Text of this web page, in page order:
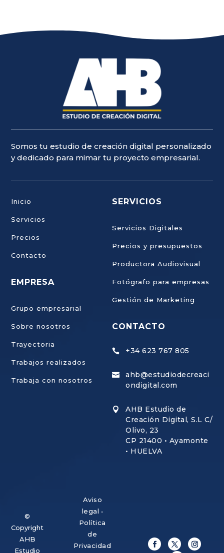
Somos tu estudio de creación digital personalizado
y dedicado para mimar tu proyecto empresarial.
Inicio
Servicios
Precios
Contacto
EMPRESA
Grupo empresarial
Sobre nosotros
Trayectoria
Trabajos realizados
Trabaja con nosotros
SERVICIOS
Servicios Digitales
Precios y presupuestos
Productora Audiovisual
Fotógrafo para empresas
Gestión de Marketing
CONTACTO
 +34 623 767 805

ahb@estudiodecreaci
ondigital.com

AHB Estudio de
Creación Digital, S.L C/
Olivo, 23
CP 21400 • Ayamonte
• HUELVA
©
Copyright
AHB
Estudio
Aviso
legal •
Política
de
Privacidad
Alberto · AHB Estudio ×
ASESORAMIENTO PERSONALIZADO
Cuéntanos qué necesita tu empresa y te
responderemos en cuanto volvamos a estar disponibles.
Cuéntanos tu proyecto